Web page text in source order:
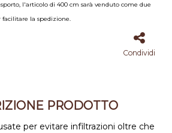
l'articolo di 400 cm sarà venduto come due
facilitare la spedizione.
Condividi
PRODOTTO
per evitare infiltrazioni oltre che